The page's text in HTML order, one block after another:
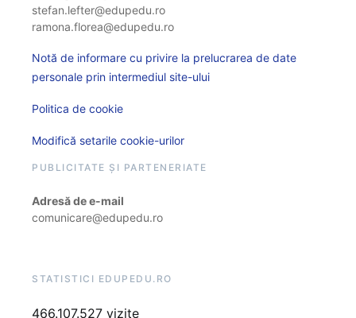
stefan.lefter@edupedu.ro
ramona.florea@edupedu.ro
Notă de informare cu privire la prelucrarea de date
personale prin intermediul site-ului
Politica de cookie
Modifică setarile cookie-urilor
PUBLICITATE ȘI PARTENERIATE
Adresă de e-mail
comunicare@edupedu.ro
STATISTICI EDUPEDU.RO
466.107.527 vizite